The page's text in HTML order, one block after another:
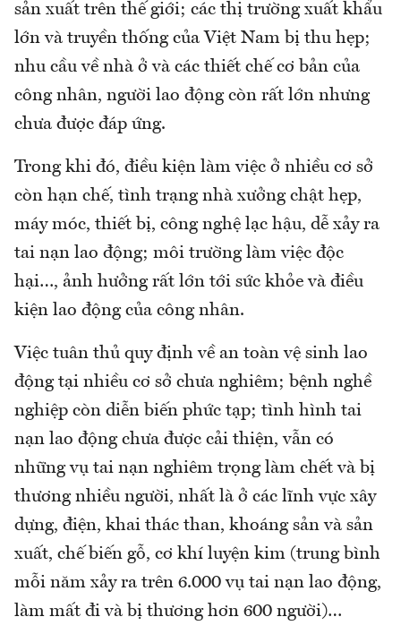
sản xuất trên thế giới; các thị trường xuất khẩu
lớn và truyền thống của Việt Nam bị thu hẹp;
nhu cầu về nhà ở và các thiết chế cơ bản của
công nhân, người lao động còn rất lớn nhưng
chưa được đáp ứng.
Trong khi đó, điều kiện làm việc ở nhiều cơ sở
còn hạn chế, tình trạng nhà xưởng chật hẹp,
máy móc, thiết bị, công nghệ lạc hậu, dễ xảy ra
tai nạn lao động; môi trường làm việc độc
hại…, ảnh hưởng rất lớn tới sức khỏe và điều
kiện lao động của công nhân.
Việc tuân thủ quy định về an toàn vệ sinh lao
động tại nhiều cơ sở chưa nghiêm; bệnh nghề
nghiệp còn diễn biến phức tạp; tình hình tai
nạn lao động chưa được cải thiện, vẫn có
những vụ tai nạn nghiêm trọng làm chết và bị
thương nhiều người, nhất là ở các lĩnh vực xây
dựng, điện, khai thác than, khoáng sản và sản
xuất, chế biến gỗ, cơ khí luyện kim (trung bình
mỗi năm xảy ra trên 6.000 vụ tai nạn lao động,
làm mất đi và bị thương hơn 600 người)…